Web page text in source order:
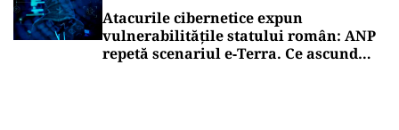
Atacurile cibernetice expun
vulnerabilitățile statului român: ANP
repetă scenariul e‑Terra. Ce ascund